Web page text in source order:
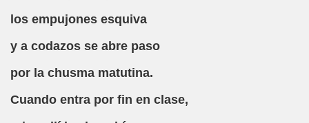
los empujones esquiva
y a codazos se abre paso
por la chusma matutina.
Cuando entra por fin en clase,
Parellada "Melitón González")
(Fermín Tamayo)
(Autor Descoñocido)